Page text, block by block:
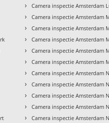
› Camera inspectie Amsterdam
› Camera inspectie Amsterdam
› Camera inspectie Amsterdam
› Camera inspectie Amsterdam
› Camera inspectie Amsterdam
› Camera inspectie Amsterdam
› Camera inspectie Amsterdam
› Camera inspectie Amsterdam
› Camera inspectie Amsterdam
› Camera inspectie Amsterdam
› Camera inspectie Amsterdam